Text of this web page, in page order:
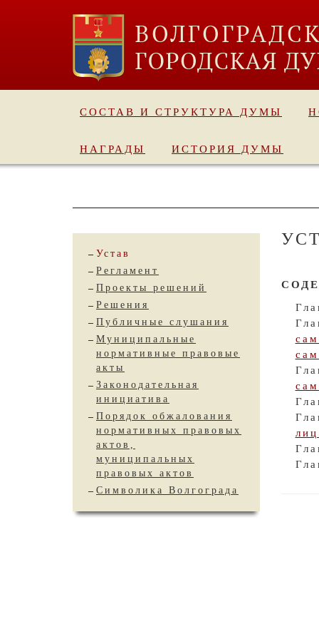
СОСТАВ И СТРУКТУРА ДУМЫ
НАГРАДЫ ИСТОРИЯ ДУМЫ
Устав
Регламент
Проекты решений
Решения
Публичные слушания
Муниципальные
нормативные правовые
акты
Законодательная
инициатива
Порядок обжалования
нормативных правовых
актов,
муниципальных
правовых актов
Символика Волгограда